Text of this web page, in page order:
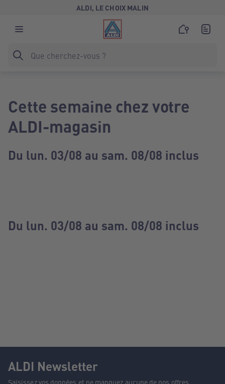
ALDI, LE CHOIX MALIN
Cette semaine chez votre
ALDI-magasin
Du lun. 03/08 au sam. 08/08 inclus
Du lun. 03/08 au sam. 08/08 inclus
ALDI Newsletter
Saisissez vos données et ne manquez aucune de nos offres.